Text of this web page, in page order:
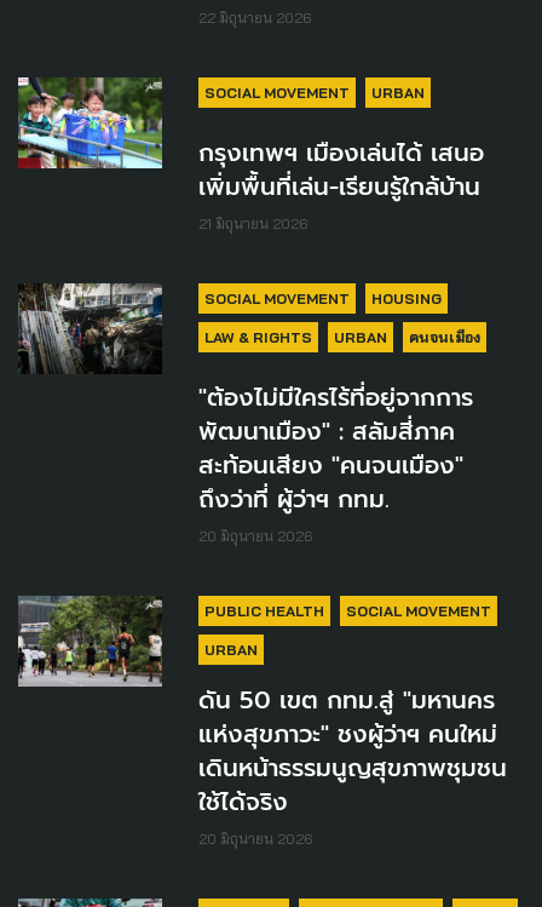
22 มิถุนายน 2026
SOCIAL MOVEMENT URBAN
กรุงเทพฯ เมืองเล่นได้ เสนอ
เพิ่มพื้นที่เล่น-เรียนรู้ใกล้บ้าน
21 มิถุนายน 2026
SOCIAL MOVEMENT HOUSING
LAW & RIGHTS URBAN คนจนเมือง
"ต้องไม่มีใครไร้ที่อยู่จากการ
พัฒนาเมือง" : สลัมสี่ภาค
สะท้อนเสียง "คนจนเมือง"
ถึงว่าที่ ผู้ว่าฯ กทม.
20 มิถุนายน 2026
PUBLIC HEALTH SOCIAL MOVEMENT
URBAN
ดัน 50 เขต กทม.สู่ "มหานคร
แห่งสุขภาวะ" ชงผู้ว่าฯ คนใหม่
เดินหน้าธรรมนูญสุขภาพชุมชน
ใช้ได้จริง
20 มิถุนายน 2026